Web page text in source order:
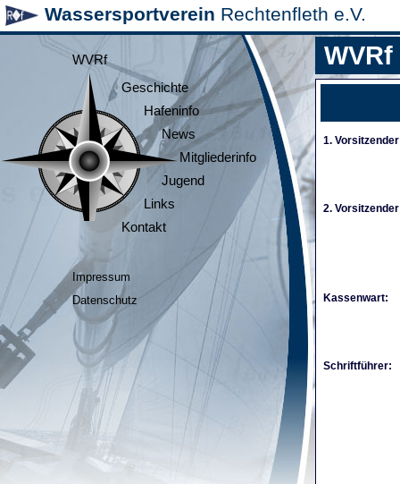
Wassersportverein Rechtenfleth e.V.
WVRf
Geschichte
Hafeninfo
News
Mitgliederinfo
Jugend
Links
Kontakt
Impressum
Datenschutz
WVRf
1.
2.
Kassenwart:
Schriftführer: